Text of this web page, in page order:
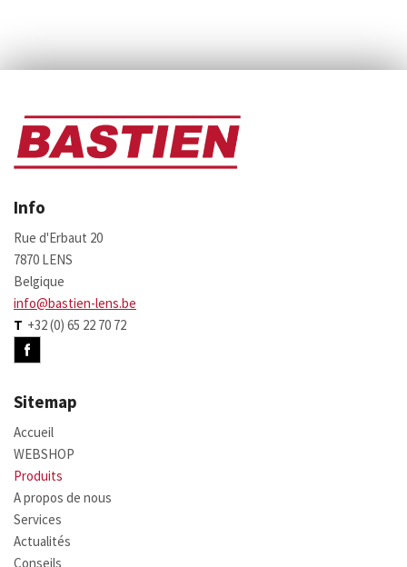
Info
Rue d'Erbaut 20
7870 LENS
Belgique
info@bastien-lens.be
T +32 (0) 65 22 70 72
Sitemap
Accueil
WEBSHOP
Produits
A propos de nous
Services
Actualités
Conseils